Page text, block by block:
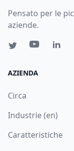
Pensato per le
aziende.
AZIENDA
Circa
Industrie (en)
Caratteristiche